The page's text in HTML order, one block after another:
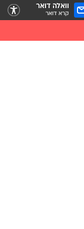
וואלה דואר
קרא דואר